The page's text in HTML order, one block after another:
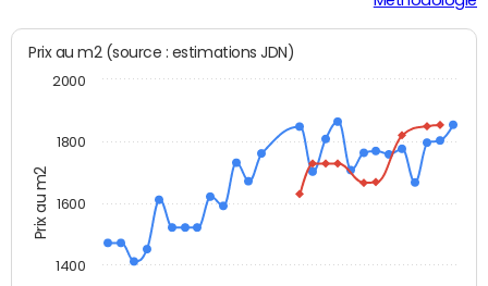
Prix au m2
Prix au m2 (source : estimations JDN)
1400
1600
1800
2000